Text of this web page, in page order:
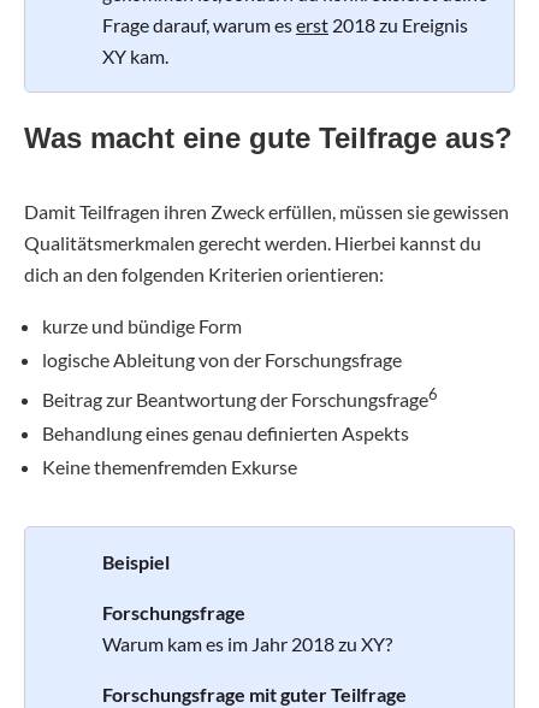
Frage darauf, warum eserst 2018 zu Ereignis
XY kam.
Was macht eine gute Teilfrage aus?
Damit Teilfragen ihren Zweck erfüllen, müssen sie gewissen
Qualitätsmerkmalen gerecht werden. Hierbei kannst du
dich an den folgenden Kriterien orientieren:
kurze und bündige Form
logische Ableitung von der Forschungsfrage
Beitrag zur Beantwortung der Forschungsfrage6
Behandlung eines genau definierten Aspekts
Keine themenfremden Exkurse
Beispiel
Forschungsfrage
Warum kam es im Jahr 2018 zu XY?
Forschungsfrage mit guter Teilfrage